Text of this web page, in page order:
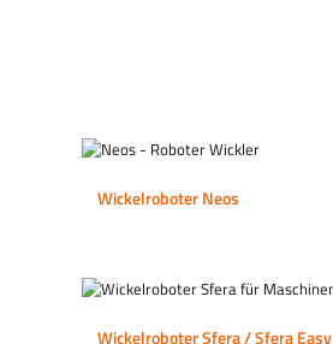
Wickelroboter Neos
Wickelroboter Sfera / Sfera Easy